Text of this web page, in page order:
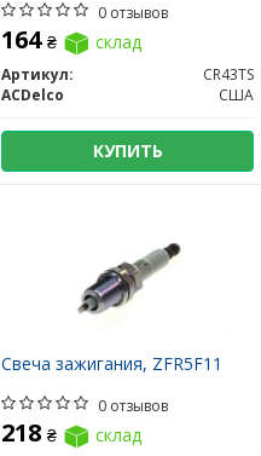
0 отзывов
164 ₴ склад
Артикул:
CR43TS
ACDelco
США
КУПИТЬ
Свеча зажигания, ZFR5F11
0 отзывов
218 ₴ склад